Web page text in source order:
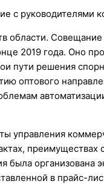
руководителями
области.
2019 года. Оно
пути решения
оптового
управления
преимуществах
организована
в прайс-